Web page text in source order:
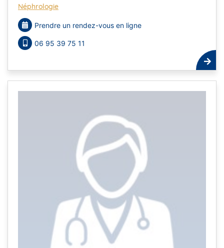
Néphrologie
Prendre un rendez-vous en ligne
06 95 39 75 11